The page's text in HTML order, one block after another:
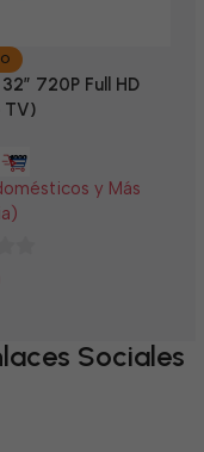
720P Full HD
TV)
y Más
Sociales